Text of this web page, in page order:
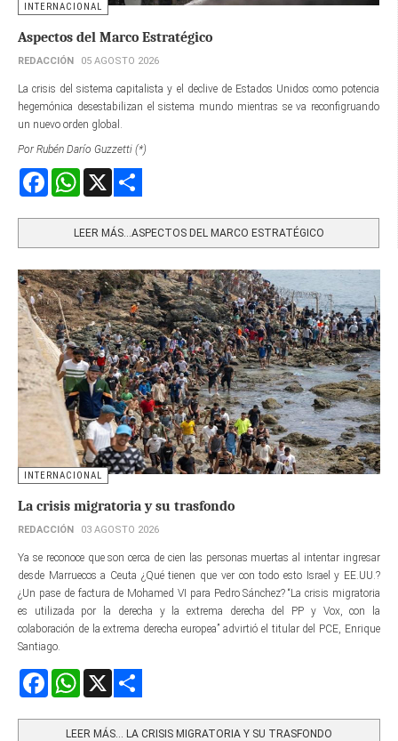
INTERNACIONAL
Aspectos del Marco Estratégico
REDACCIÓN 05 AGOSTO 2026
La crisis del sistema capitalista y el declive de Estados Unidos como potencia
hegemónica desestabilizan el sistema mundo mientras se va reconfigruando
un nuevo orden global.
Por Rubén Darío Guzzetti (*)
FacebookWhatsApp
LEER MÁS…ASPECTOS DEL MARCO ESTRATÉGICO
INTERNACIONAL
La crisis migratoria y su trasfondo
REDACCIÓN 03 AGOSTO 2026
Ya se reconoce que son cerca de cien las personas muertas al intentar ingresar
desde Marruecos a Ceuta ¿Qué tienen que ver con todo esto Israel y EE.UU.?
¿Un pase de factura de Mohamed VI para Pedro Sánchez? “La crisis migratoria
es utilizada por la derecha y la extrema derecha del PP y Vox, con la
colaboración de la extrema derecha europea” advirtió el titular del PCE, Enrique
Santiago.
FacebookWhatsApp
LEER MÁS… LA CRISIS MIGRATORIA Y SU TRASFONDO